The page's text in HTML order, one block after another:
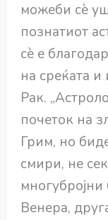
можеби сè
познатиот
сè е
на среќата и
Рак.
почеток на
Грим, но
смири, не
Венера,